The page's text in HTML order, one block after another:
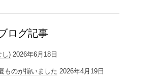
ログ記事
し) 2026年6月18日
ものが揃いました 2026年4月19日